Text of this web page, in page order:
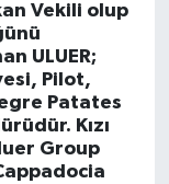
Vekili olup
ULUER;
Pilot,
Patates
Kızı
Group